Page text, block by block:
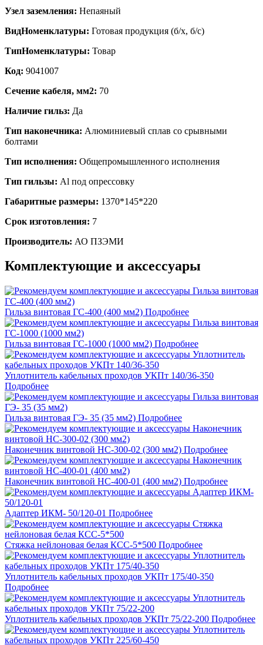
Узел заземления: Непаяный
ВидНоменклатуры: Готовая продукция (б/х, б/с)
ТипНоменклатуры: Товар
Код: 9041007
Сечение кабеля, мм2: 70
Наличие гильз: Да
Тип наконечника: Алюминиевый сплав со срывными
болтами
Тип исполнения: Общепромышленного исполнения
Тип гильзы: Al под опрессовку
Габаритные размеры: 1370*145*220
Срок изготовления: 7
Производитель: АО ПЗЭМИ
Комплектующие и аксессуары
Гильза винтовая ГС-400 (400 мм2) Подробнее
Гильза винтовая ГС-1000 (1000 мм2) Подробнее
Уплотнитель кабельных проходов УКПт 140/36-350
Подробнее
Гильза винтовая ГЭ- 35 (35 мм2) Подробнее
Наконечник винтовой НС-300-02 (300 мм2) Подробнее
Наконечник винтовой НС-400-01 (400 мм2) Подробнее
Адаптер ИКМ- 50/120-01 Подробнее
Стяжка нейлоновая белая КСС-5*500 Подробнее
Уплотнитель кабельных проходов УКПт 175/40-350
Подробнее
Уплотнитель кабельных проходов УКПт 75/22-200 Подробнее